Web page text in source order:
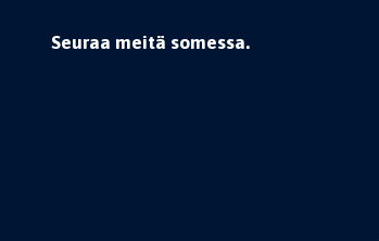
Seuraa meitä somessa.